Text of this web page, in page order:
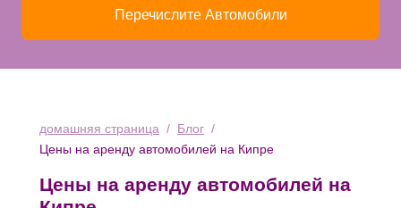
Перечислите Автомобили
домашняя страница
Блог
Цены на аренду автомобилей на Кипре
Цены на аренду автомобилей на